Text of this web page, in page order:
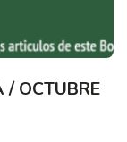
/ OCTUBRE